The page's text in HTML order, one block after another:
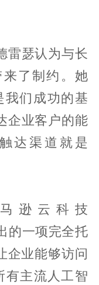
雷瑟认为与长
了制约。她
我们成功的基
企业客户的能
达渠道就是
马逊云科技
的一项完全托
企业能够访问
有主流人工智